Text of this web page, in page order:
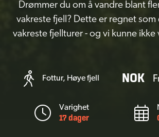
Drømmer du om å vandre blant
vakreste fjell? Dette er regnet som
vakreste fjellturer - og vi kunne
Fottur, Høye fjell NOK
Varighet
17 dager